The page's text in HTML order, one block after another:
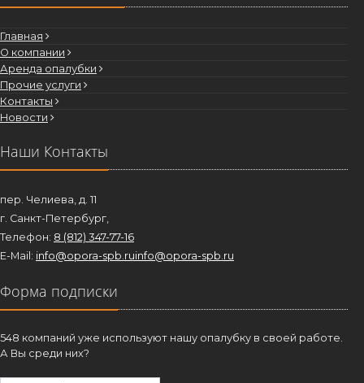
Главная
О компании
Аренда опалубки
Прочие услуги
Контакты
Новости
Наши Контакты
пер. Челиева, д. 11
г. Санкт-Петербург,
Телефон: 8 (812) 347-77-16
E-Mail: info@opora-spb.ruinfo@opora-spb.ru
Форма подписки
548 компаний уже используют нашу опалубку в своей работе.
А Вы среди них?